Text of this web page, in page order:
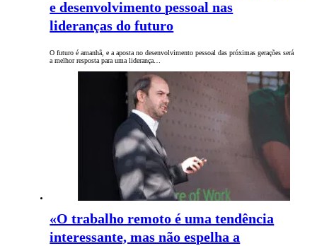
e desenvolvimento pessoal nas
lideranças do futuro
O futuro é amanhã, e a aposta no desenvolvimento pessoal das próximas gerações será
a melhor resposta para uma liderança…
«O trabalho remoto é uma tendência
interessante, mas não espelha a